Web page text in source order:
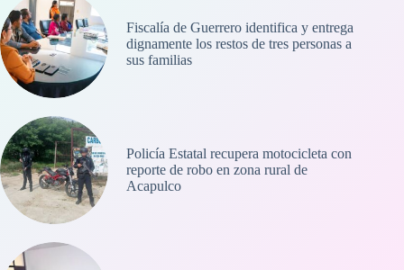
Fiscalía de Guerrero identifica y entrega
dignamente los restos de tres personas a
sus familias
Policía Estatal recupera motocicleta con
reporte de robo en zona rural de
Acapulco